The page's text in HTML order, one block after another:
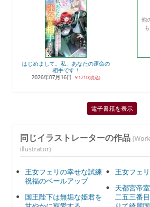
はじめまして。私、あなたの運命の
相手です！
2026年07月16日
￥1210(税込)
他
電子書籍を表示
同じイラストレーターの作品
illustrator)
王女フェリの幸せな試練
祝福のベールアップ
国王陛下は無垢な姫君を
王女フェ
天都宮帝
二五三番